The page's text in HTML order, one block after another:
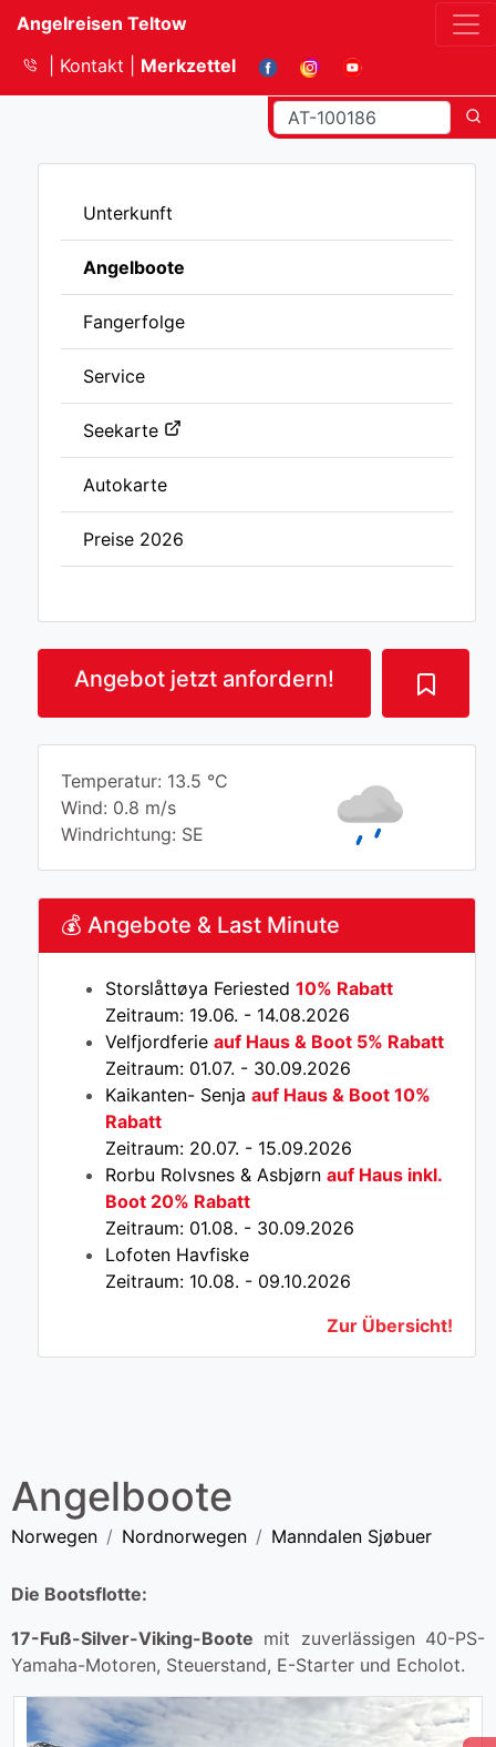
Angelreisen Teltow
Kontakt
Merkzettel
Unterkunft
Angelboote
Fangerfolge
Service
Seekarte
Autokarte
Preise 2026
Angebot jetzt anfordern!
Temperatur: 13.5 °C
Wind: 0.8 m/s
Windrichtung: SE
💰 Angebote & Last Minute
Storslåttøya Feriested 10% Rabatt
Zeitraum: 19.06. - 14.08.2026
Velfjordferie auf Haus & Boot 5% Rabatt
Zeitraum: 01.07. - 30.09.2026
Kaikanten- Senja auf Haus & Boot 10%
Rabatt
Zeitraum: 20.07. - 15.09.2026
Rorbu Rolvsnes & Asbjørn auf Haus inkl.
Boot 20% Rabatt
Zeitraum: 01.08. - 30.09.2026
Lofoten Havfiske
Zeitraum: 10.08. - 09.10.2026
Zur Übersicht!
Angelboote
Norwegen Nordnorwegen Manndalen Sjøbuer
Die Bootsflotte:
17-Fuß-Silver-Viking-Boote mit zuverlässigen 40-PS-
Yamaha-Motoren, Steuerstand, E-Starter und Echolot.